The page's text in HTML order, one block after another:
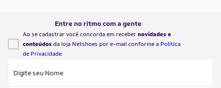
transformar a rotina dos pequenos,
trazendo impactos […]
Entre no ritmo com a gente
Ao se cadastrar você concorda em receber novidades e
conteúdos da loja Netshoes por e-mail conforme a Política
de Privacidade
Digite seu Nome